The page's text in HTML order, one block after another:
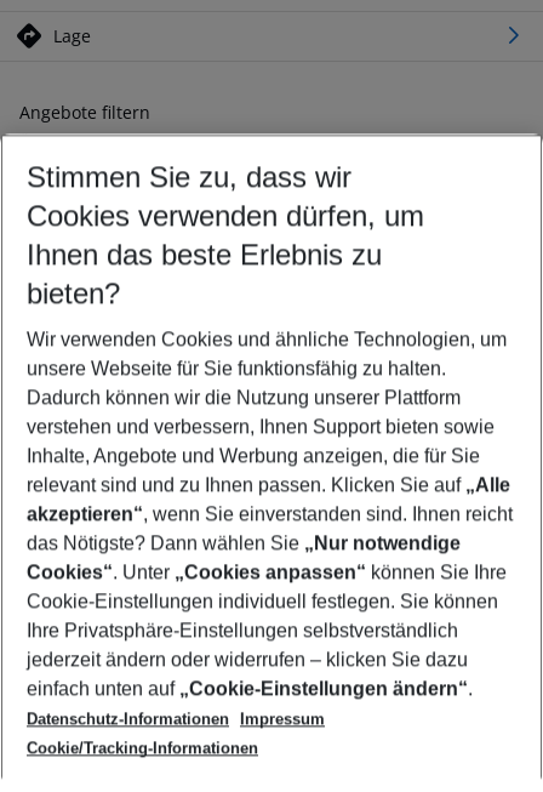
Lage
Angebote filtern
Ändern Sie Ihre Kriterien nach Ihren Wünschen
Abflughafen wählen
Beliebiger Abflughafen
Reisezeitraum wählen
11.08.26– 09.08.27 5-8 Nächte
2 Erwachsene Keine Kinder
Mehr Filter anzeigen
Footer
Footer navigation
Über uns
AGB
Cookie-Einstellungen ändern
Cookie-Richtlinie
Datenschutz
Service & Hilfe
Barrierefreies Reisen
Check-in
Folgen Sie uns
Stimmen Sie zu, dass wir
Cookies verwenden dürfen, um
Ihnen das beste Erlebnis zu
bieten?
Wir verwenden Cookies und ähnliche Technologien, um
unsere Webseite für Sie funktionsfähig zu halten.
Dadurch können wir die Nutzung unserer Plattform
verstehen und verbessern, Ihnen Support bieten sowie
Inhalte, Angebote und Werbung anzeigen, die für Sie
relevant sind und zu Ihnen passen. Klicken Sie auf „Alle
akzeptieren“, wenn Sie einverstanden sind. Ihnen reicht
das Nötigste? Dann wählen Sie „Nur notwendige
Cookies“. Unter „Cookies anpassen“ können Sie Ihre
Cookie-Einstellungen individuell festlegen. Sie können
Ihre Privatsphäre-Einstellungen selbstverständlich
jederzeit ändern oder widerrufen – klicken Sie dazu
einfach unten auf „Cookie-Einstellungen ändern“.
Datenschutz-Informationen
Impressum
Cookie/Tracking-Informationen